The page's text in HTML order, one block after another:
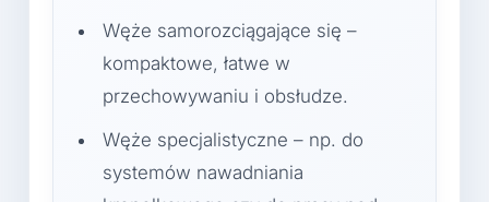
Węże samorozciągające się –
kompaktowe, łatwe w
przechowywaniu i obsłudze.
Węże specjalistyczne – np. do
systemów nawadniania